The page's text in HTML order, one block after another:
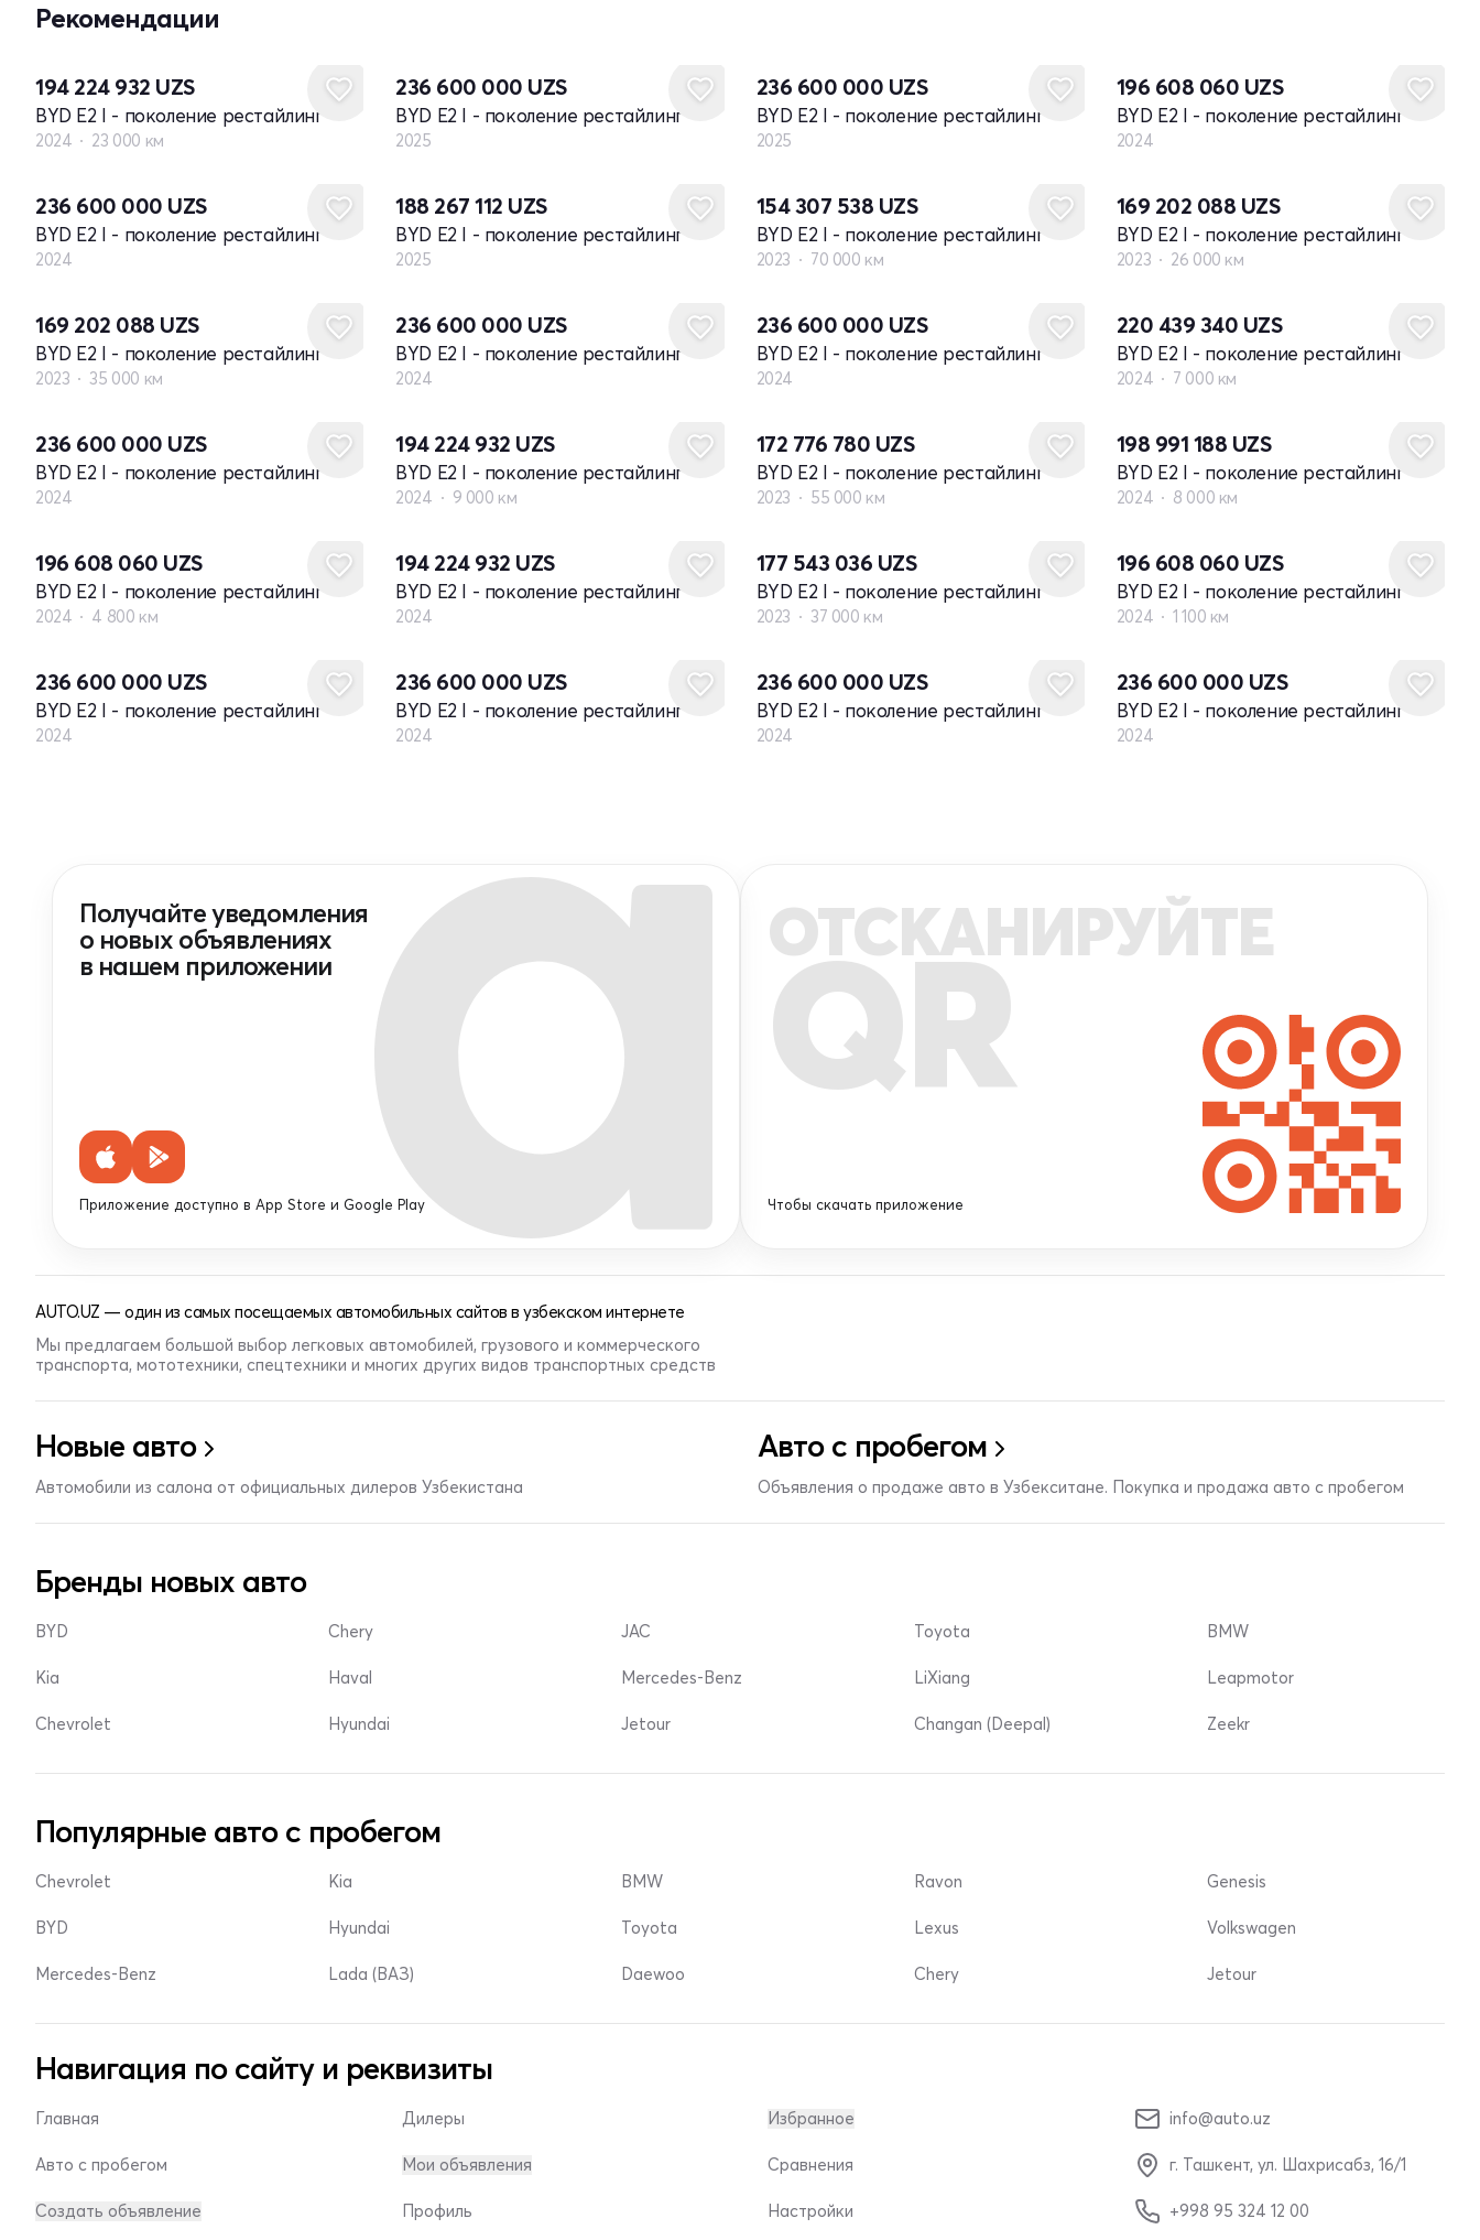
Рекомендации
194 224 932 UZS
BYD E2 I - поколение рестайлинг
2024 23 000 км
236 600 000 UZS
BYD E2 I - поколение рестайлинг
2025
236 600 000 UZS
BYD E2 I - поколение рестайлинг
2025
196 608 060 UZS
BYD E2 I - поколение рестайлинг
2024
236 600 000 UZS
BYD E2 I - поколение рестайлинг
2024
188 267 112 UZS
BYD E2 I - поколение рестайлинг
2025
154 307 538 UZS
BYD E2 I - поколение рестайлинг
2023 70 000 км
169 202 088 UZS
BYD E2 I - поколение рестайлинг
2023 26 000 км
169 202 088 UZS
BYD E2 I - поколение рестайлинг
2023 35 000 км
236 600 000 UZS
BYD E2 I - поколение рестайлинг
2024
236 600 000 UZS
BYD E2 I - поколение рестайлинг
2024
220 439 340 UZS
BYD E2 I - поколение рестайлинг
2024 7 000 км
236 600 000 UZS
BYD E2 I - поколение рестайлинг
2024
194 224 932 UZS
BYD E2 I - поколение рестайлинг
2024 9 000 км
172 776 780 UZS
BYD E2 I - поколение рестайлинг
2023 55 000 км
198 991 188 UZS
BYD E2 I - поколение рестайлинг
2024 8 000 км
196 608 060 UZS
BYD E2 I - поколение рестайлинг
2024 4 800 км
194 224 932 UZS
BYD E2 I - поколение рестайлинг
2024
177 543 036 UZS
BYD E2 I - поколение рестайлинг
2023 37 000 км
196 608 060 UZS
BYD E2 I - поколение рестайлинг
2024 1 100 км
236 600 000 UZS
BYD E2 I - поколение рестайлинг
2024
236 600 000 UZS
BYD E2 I - поколение рестайлинг
2024
236 600 000 UZS
BYD E2 I - поколение рестайлинг
2024
236 600 000 UZS
BYD E2 I - поколение рестайлинг
2024
Получайте уведомления
о новых объявлениях
в нашем приложении
Приложение доступно в App Store и Google Play
ОТСКАНИРУЙТЕ
QR
Чтобы скачать приложение
AUTO.UZ — один из самых посещаемых автомобильных сайтов в узбекском интернете
Мы предлагаем большой выбор легковых автомобилей, грузового и коммерческого
транспорта, мототехники, спецтехники и многих других видов транспортных средств
Новые авто
Автомобили из салона от официальных дилеров Узбекистана
Авто с пробегом
Объявления о продаже авто в Узбекситане. Покупка и продажа авто с пробегом
Бренды новых авто
BYD
Kia
Chevrolet
Chery
Haval
Hyundai
JAC
Mercedes-Benz
Jetour
Toyota
LiXiang
Changan (Deepal)
BMW
Leapmotor
Zeekr
Популярные авто с пробегом
Chevrolet
BYD
Mercedes-Benz
Kia
Hyundai
Lada (ВАЗ)
BMW
Toyota
Daewoo
Ravon
Lexus
Chery
Genesis
Volkswagen
Jetour
Навигация по сайту и реквизиты
Главная
Авто с пробегом
Создать объявление
Дилеры
Мои объявления
Профиль
Избранное
Сравнения
Настройки
info@auto.uz
г. Ташкент, ул. Шахрисабз, 16/1
+998 95 324 12 00